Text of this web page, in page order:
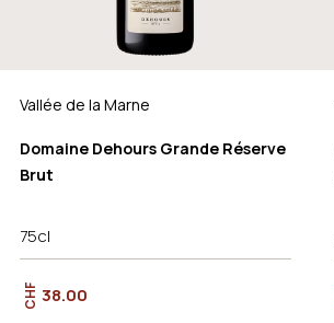
Vallée de la Marne
Domaine Dehours Grande Réserve
Brut
75cl
CHF 38.00